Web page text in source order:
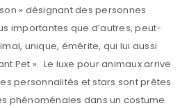
» désignant des personnes
importantes que d’autres, peut-
unique, émérite, qui lui aussi
Pet ». Le luxe pour animaux arrive
personnalités et stars sont prêtes
phénoménales dans un costume